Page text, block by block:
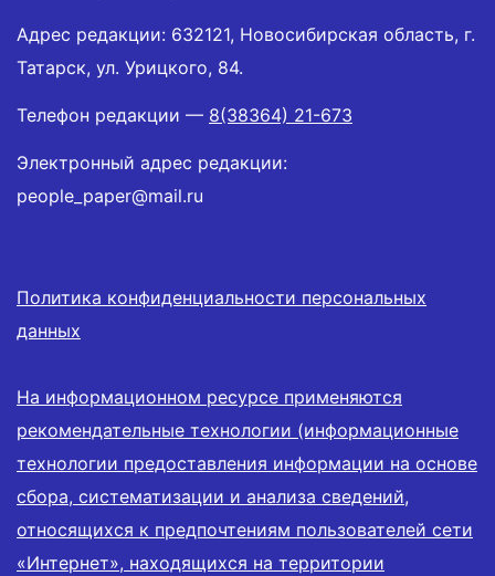
Адрес редакции: 632121, Новосибирская область, г.
Татарск, ул. Урицкого, 84.
Телефон редакции — 8(38364) 21-673
Электронный адрес редакции:
people_paper@mail.ru
Политика конфиденциальности персональных
данных
На информационном ресурсе применяются
рекомендательные технологии (информационные
технологии предоставления информации на основе
сбора, систематизации и анализа сведений,
относящихся к предпочтениям пользователей сети
«Интернет», находящихся на территории